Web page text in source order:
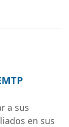
a sus
en sus